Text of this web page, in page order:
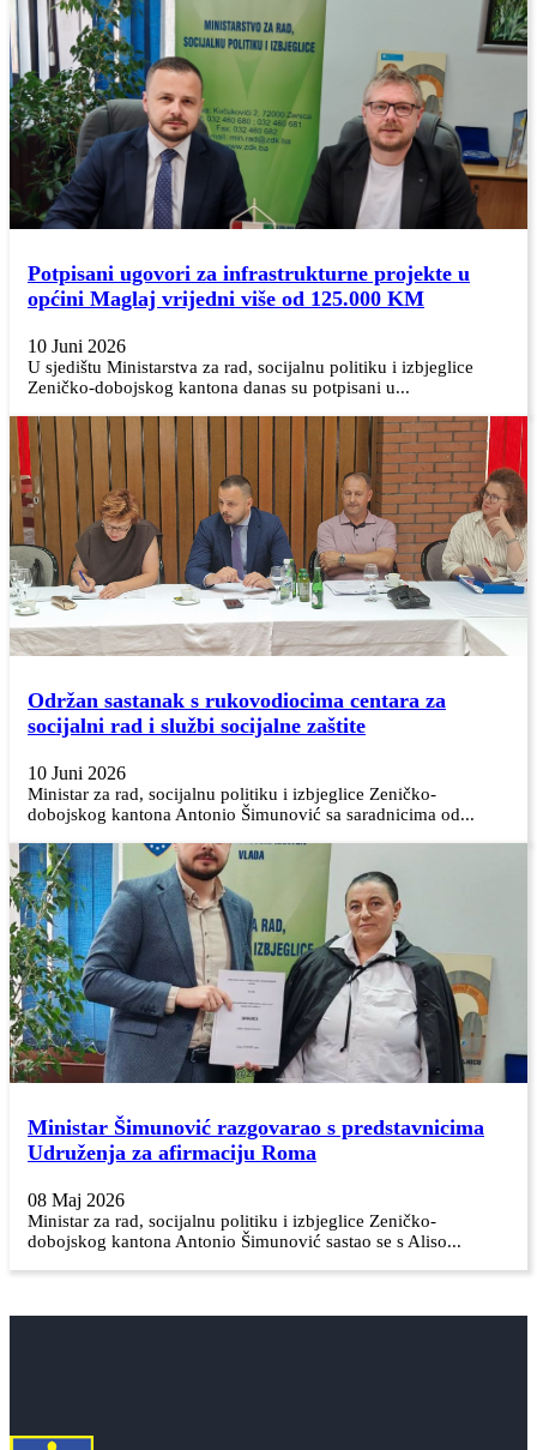
Potpisani ugovori za infrastrukturne projekte u
općini Maglaj vrijedni više od 125.000 KM
10 Juni 2026
U sjedištu Ministarstva za rad, socijalnu politiku i izbjeglice
Zeničko-dobojskog kantona danas su potpisani u...
Održan sastanak s rukovodiocima centara za
socijalni rad i službi socijalne zaštite
10 Juni 2026
Ministar za rad, socijalnu politiku i izbjeglice Zeničko-
dobojskog kantona Antonio Šimunović sa saradnicima od...
Ministar Šimunović razgovarao s predstavnicima
Udruženja za afirmaciju Roma
08 Maj 2026
Ministar za rad, socijalnu politiku i izbjeglice Zeničko-
dobojskog kantona Antonio Šimunović sastao se s Aliso...